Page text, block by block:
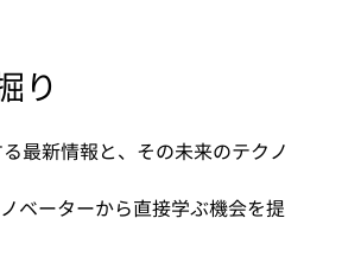
り
最新情報と、その未来のテクノ
ベーターから直接学ぶ機会を提